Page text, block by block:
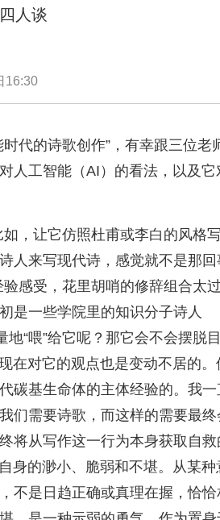
人谈
16:30
代的诗歌创作”，有幸跟三位老
人工智能（AI）的看法，以及它
，让它仿照杜甫或李白的风格
人来写现代诗，感觉就不是那回
感受，花里胡哨的修辞组合太过
是一些学院里的知识分子诗人
“喂”给它呢？那它会不会摆脱
在对它的观点也是变动不居的。
碳基生命体的主体经验的。我一
们需要诗歌，而这样的需要最终
将从写作这一行为本身获取自救
身的渺小、脆弱和不堪。从某种
不是日趋正确或真理在握，恰恰